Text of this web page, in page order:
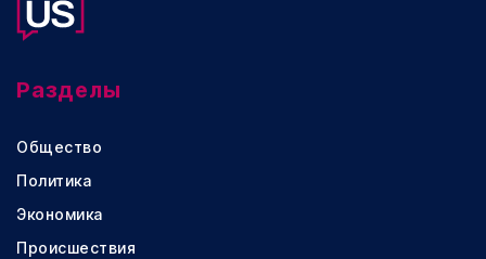
Разделы
Общество
Политика
Экономика
Происшествия